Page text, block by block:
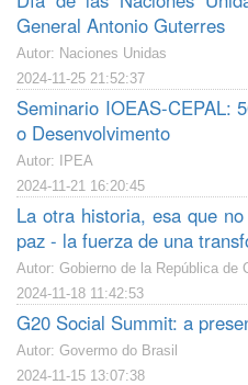
General Antonio Guterres
Autor: Naciones Unidas
2024-11-25 21:52:37
Seminario IOEAS-CEPAL:
o Desenvolvimento
Autor: IPEA
2024-11-21 16:20:45
La otra historia, esa que
paz - la fuerza de una
Autor: Gobierno de la República de
2024-11-18 11:42:53
G20 Social Summit: a
Autor: Govermo do Brasil
2024-11-15 13:07:38